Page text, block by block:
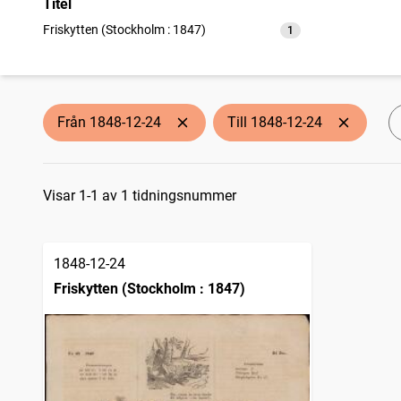
Titel
Friskytten (Stockholm : 1847) 1
träffar
Från 1848-12-24 Till 1848-12-24
Sökresultat
Visar 1-1 av 1 tidningsnummer
1848-12-24
Friskytten (Stockholm : 1847)